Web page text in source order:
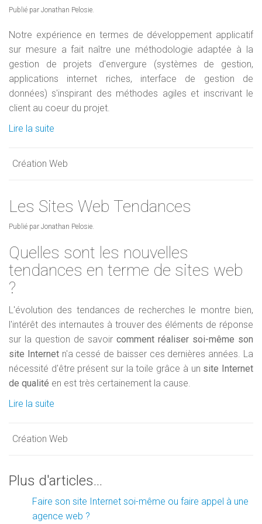
Publié par Jonathan Pelosie.
Notre expérience en termes de développement applicatif
sur mesure a fait naître une méthodologie adaptée à la
gestion de projets d'envergure (systèmes de gestion,
applications internet riches, interface de gestion de
données) s'inspirant des méthodes agiles et inscrivant le
client au coeur du projet.
Lire la suite
Création Web
Les Sites Web Tendances
Publié par Jonathan Pelosie.
Quelles sont les nouvelles
tendances en terme de sites web
?
L'évolution des tendances de recherches le montre bien,
l'intérêt des internautes à trouver des éléments de réponse
sur la question de savoir comment réaliser soi-même son
site Internetn'a cessé de baisser ces dernières années. La
nécessité d'être présent sur la toile grâce à un site Internet
de qualité en est très certainement la cause.
Lire la suite
Création Web
Plus d'articles...
Faire son site Internet soi-même ou faire appel à une
agence web ?